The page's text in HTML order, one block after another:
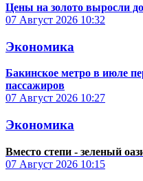
Цены на золото выросли
07 Август 2026 10:32
Экономика
Бакинское метро в июле
пассажиров
07 Август 2026 10:27
Экономика
Вместо степи - зеленый
07 Август 2026 10:15